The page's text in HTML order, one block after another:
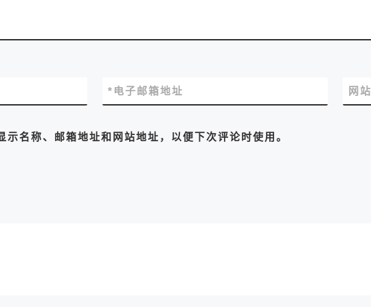
电子邮箱地址
* 网
示名称、邮箱地址和网站地址，以便下次评论时使用。